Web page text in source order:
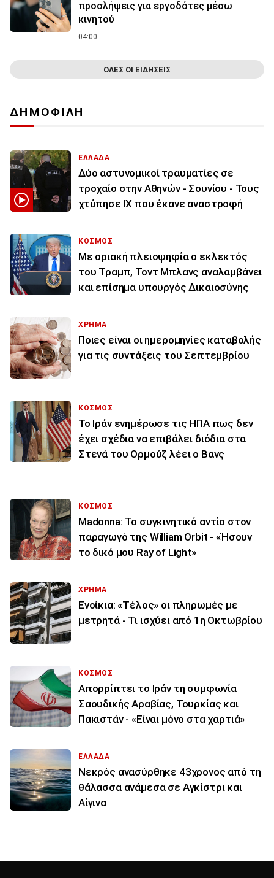
προσλήψεις για εργοδότες μέσω
κινητού
04:00
ΟΛΕΣ ΟΙ ΕΙΔΗΣΕΙΣ
ΔΗΜΟΦΙΛΗ
ΕΛΛΑΔΑ
Δύο αστυνομικοί τραυματίες σε
τροχαίο στην Αθηνών - Σουνίου - Τους
χτύπησε ΙΧ που έκανε αναστροφή
ΚΟΣΜΟΣ
Με οριακή πλειοψηφία ο εκλεκτός
του Τραμπ, Τοντ Μπλανς αναλαμβάνει
και επίσημα υπουργός Δικαιοσύνης
ΧΡΗΜΑ
Ποιες είναι οι ημερομηνίες καταβολής
για τις συντάξεις του Σεπτεμβρίου
ΚΟΣΜΟΣ
To Ιράν ενημέρωσε τις ΗΠΑ πως δεν
έχει σχέδια να επιβάλει διόδια στα
Στενά του Ορμούζ λέει ο Βανς
ΚΟΣΜΟΣ
Madonna: Το συγκινητικό αντίο στον
παραγωγό της William Orbit - «Ήσουν
το δικό μου Ray of Light»
ΧΡΗΜΑ
Ενοίκια: «Τέλος» οι πληρωμές με
μετρητά - Τι ισχύει από 1η Οκτωβρίου
ΚΟΣΜΟΣ
Απορρίπτει το Ιράν τη συμφωνία
Σαουδικής Αραβίας, Τουρκίας και
Πακιστάν - «Είναι μόνο στα χαρτιά»
ΕΛΛΑΔΑ
Νεκρός ανασύρθηκε 43χρονος από τη
θάλασσα ανάμεσα σε Αγκίστρι και
Αίγινα